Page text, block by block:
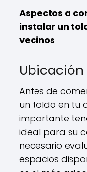
Aspectos a
instalar un
vecinos
Ubicación
Antes de
un toldo en tu
importante
ideal para su
necesario
espacios